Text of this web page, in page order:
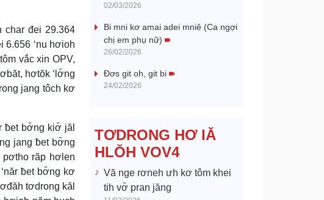
đei 29.364
6.656 ‘nu hơioh
vắc xin OPV,
hơtŏk ‘lơ̆ng
jang tôch kơ
ƀet bơ̆ng kiơ̆ jăl
jang ƀet bơ̆ng
răp hơlen
ƀet bơ̆ng kơ
tơdrong kăl
i
02/03/2026
Bi mni kơ amai adei mniê (Ca ngợi
chị em phụ nữ)
26/02/2026
Đơs git oh, git bi
24/02/2026
TƠDRONG HƠ IĂ
HLŎH VOV4
Vă nge rơneh ưh kơ tôm khei
tih vơ̆ pran jăng